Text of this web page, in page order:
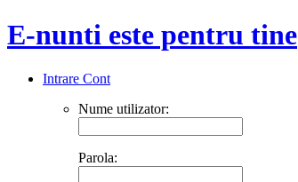
E-nunti este pentru tine
Intrare Cont
Nume utilizator:
Parola: